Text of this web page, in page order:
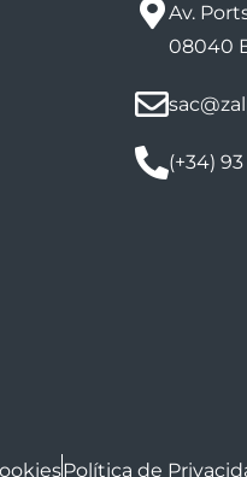
Av.
08040
(+34)
Política de